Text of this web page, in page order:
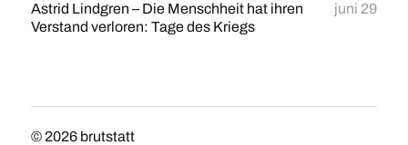
Astrid Lindgren – Die Menschheit hat ihren
Verstand verloren: Tage des Kriegs
juni 29
© 2026 brutstatt